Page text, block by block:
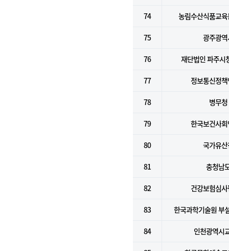
74 농림수산식품교
75 광주광
76 재단법인 파주시
77 정보통신정
78 병무청
79 한국보건사
80 국가유
81 충청남
82 건강보험심
83 한국과학기술원 부
84 인천광역시